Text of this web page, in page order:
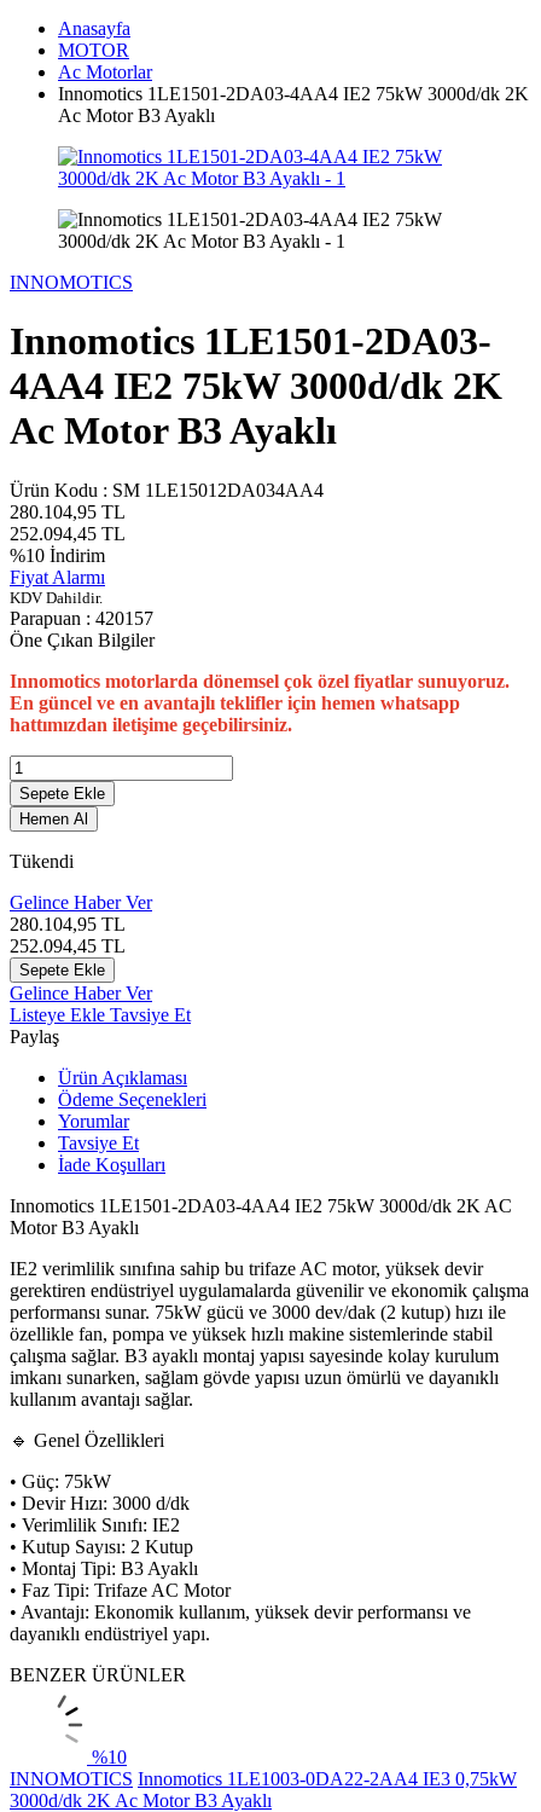
Anasayfa
MOTOR
Ac Motorlar
Innomotics 1LE1501-2DA03-4AA4 IE2 75kW 3000d/dk 2K
Ac Motor B3 Ayaklı
INNOMOTICS
Innomotics 1LE1501-2DA03-
4AA4 IE2 75kW 3000d/dk 2K
Ac Motor B3 Ayaklı
Ürün Kodu : SM 1LE15012DA034AA4
280.104,95 TL
252.094,45 TL
%10 İndirim
Fiyat Alarmı
KDV Dahildir.
Parapuan : 420157
Öne Çıkan Bilgiler
Innomotics motorlarda dönemsel çok özel fiyatlar sunuyoruz.
En güncel ve en avantajlı teklifler için hemen whatsapp
hattımızdan iletişime geçebilirsiniz.
Sepete Ekle
Hemen Al
Tükendi
Gelince Haber Ver
280.104,95 TL
252.094,45 TL
Sepete Ekle
Gelince Haber Ver
Listeye Ekle Tavsiye Et
Paylaş
Ürün Açıklaması
Ödeme Seçenekleri
Yorumlar
Tavsiye Et
İade Koşulları
Innomotics 1LE1501-2DA03-4AA4 IE2 75kW 3000d/dk 2K AC
Motor B3 Ayaklı
IE2 verimlilik sınıfına sahip bu trifaze AC motor, yüksek devir
gerektiren endüstriyel uygulamalarda güvenilir ve ekonomik çalışma
performansı sunar. 75kW gücü ve 3000 dev/dak (2 kutup) hızı ile
özellikle fan, pompa ve yüksek hızlı makine sistemlerinde stabil
çalışma sağlar. B3 ayaklı montaj yapısı sayesinde kolay kurulum
imkanı sunarken, sağlam gövde yapısı uzun ömürlü ve dayanıklı
kullanım avantajı sağlar.
🔹 Genel Özellikleri
• Güç: 75kW
• Devir Hızı: 3000 d/dk
• Verimlilik Sınıfı: IE2
• Kutup Sayısı: 2 Kutup
• Montaj Tipi: B3 Ayaklı
• Faz Tipi: Trifaze AC Motor
• Avantajı: Ekonomik kullanım, yüksek devir performansı ve
dayanıklı endüstriyel yapı.
BENZER ÜRÜNLER
%10
INNOMOTICS Innomotics 1LE1003-0DA22-2AA4 IE3 0,75kW
3000d/dk 2K Ac Motor B3 Ayaklı